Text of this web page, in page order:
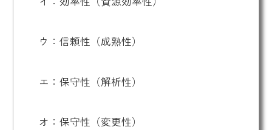
ウ：信頼性（成熟性）
エ：保守性（解析性）
オ：保守性（変更性）